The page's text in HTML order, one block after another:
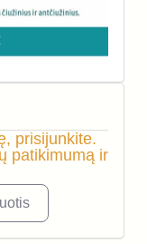
prisijunkite.
patikimumą ir